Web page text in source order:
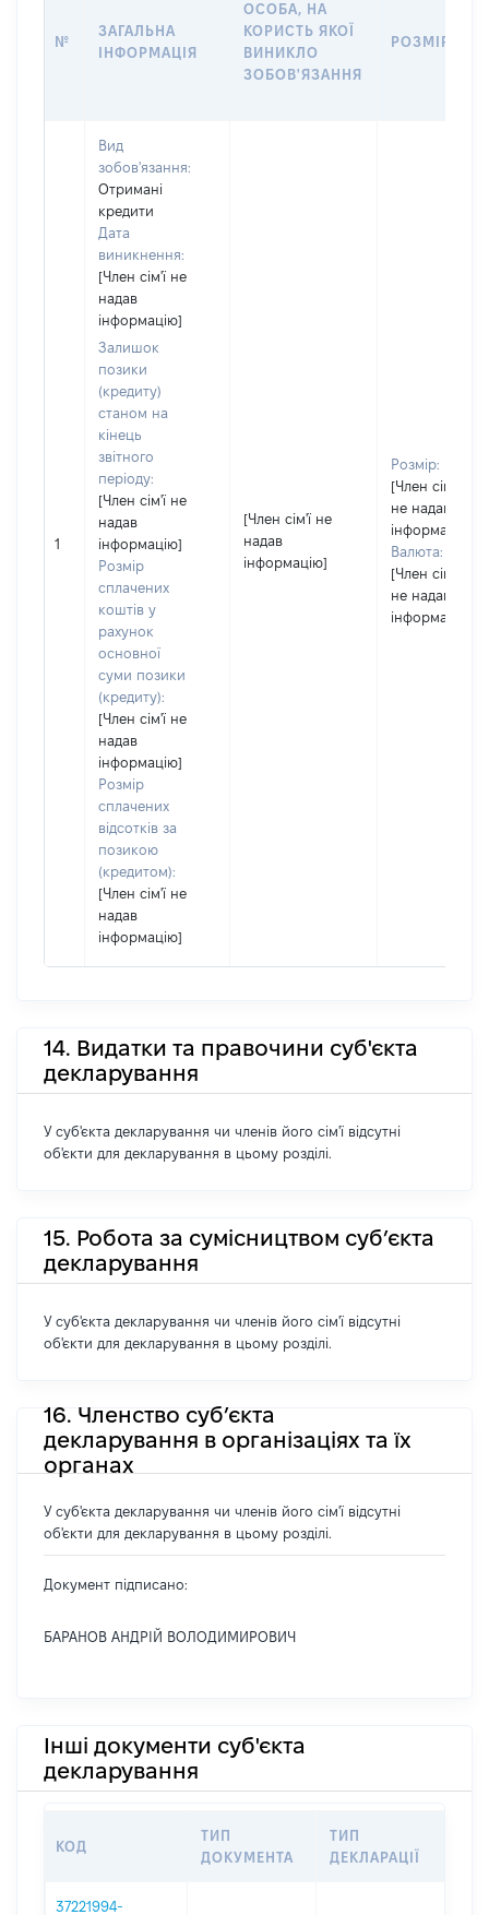
№
ЗАГАЛЬНА
ІНФОРМАЦІЯ
ОСОБА, НА
КОРИСТЬ ЯКОЇ
ВИНИКЛО
ЗОБОВ'ЯЗАННЯ
РОЗМІР
1
Вид
зобов'язання:
Отримані
кредити
Дата
виникнення:
[Член сім'ї не
надав
інформацію]
Залишок
позики
(кредиту)
станом на
кінець
звітного
періоду:
[Член сім'ї не
надав
інформацію]
Розмір
сплачених
коштів у
рахунок
основної
суми позики
(кредиту):
[Член сім'ї не
надав
інформацію]
Розмір
сплачених
відсотків за
позикою
(кредитом):
[Член сім'ї не
надав
інформацію]
[Член сім'ї не
надав
інформацію]
Розмір:
[Член сім'ї
не надав
інформацію]
Валюта:
[Член сім'ї
не надав
інформацію]
14. Видатки та правочини суб'єкта
декларування
У суб'єкта декларування чи членів його сім'ї відсутні
об'єкти для декларування в цьому розділі.
15. Робота за сумісництвом суб’єкта
декларування
У суб'єкта декларування чи членів його сім'ї відсутні
об'єкти для декларування в цьому розділі.
16. Членство суб’єкта
декларування в організаціях та їх
органах
У суб'єкта декларування чи членів його сім'ї відсутні
об'єкти для декларування в цьому розділі.
Документ підписано:
БАРАНОВ АНДРІЙ ВОЛОДИМИРОВИЧ
Інші документи суб'єкта
декларування
КОД
ТИП
ДОКУМЕНТА
ТИП
ДЕКЛАРАЦІЇ
37221994-